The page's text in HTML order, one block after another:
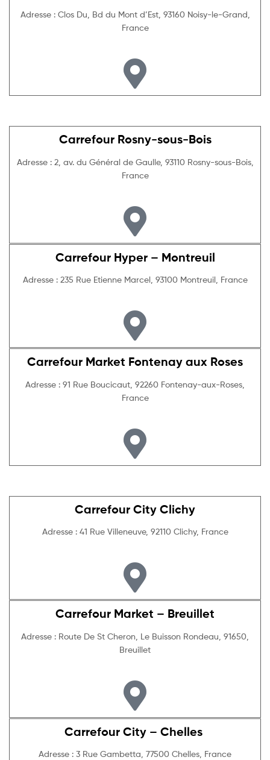
Adresse : Clos Du, Bd du Mont d’Est, 93160 Noisy-le-Grand,
France
Carrefour Rosny-sous-Bois
Adresse : 2, av. du Général de Gaulle, 93110 Rosny-sous-Bois,
France
Carrefour Hyper – Montreuil
Adresse : 235 Rue Etienne Marcel, 93100 Montreuil, France
Carrefour Market Fontenay aux Roses
Adresse : 91 Rue Boucicaut, 92260 Fontenay-aux-Roses,
France
Carrefour City Clichy
Adresse : 41 Rue Villeneuve, 92110 Clichy, France
Carrefour Market – Breuillet
Adresse : Route De St Cheron, Le Buisson Rondeau, 91650,
Breuillet
Carrefour City – Chelles
Adresse : 3 Rue Gambetta, 77500 Chelles, France